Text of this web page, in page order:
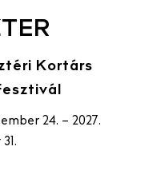
Kortárs
24. – 2027.